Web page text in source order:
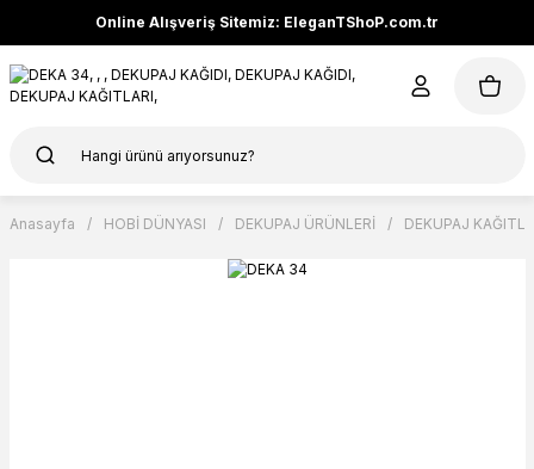
Online Alışveriş Sitemiz: EleganTShoP.com.tr
Anasayfa HOBİ DÜNYASI DEKUPAJ ÜRÜNLERİ DEKUPAJ